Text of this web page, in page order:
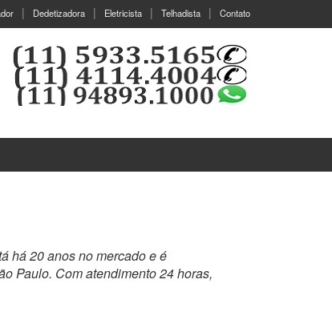
Dedetizadora Eletricista Telhadista Contato
há 20 anos no mercado e é
Paulo. Com atendimento 24 horas,